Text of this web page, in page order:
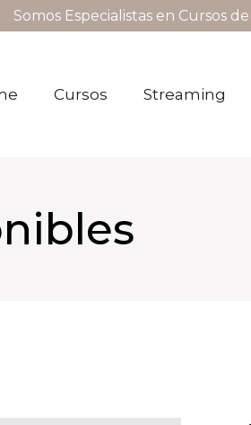
Somos Especialistas en Cursos
Cursos Streaming